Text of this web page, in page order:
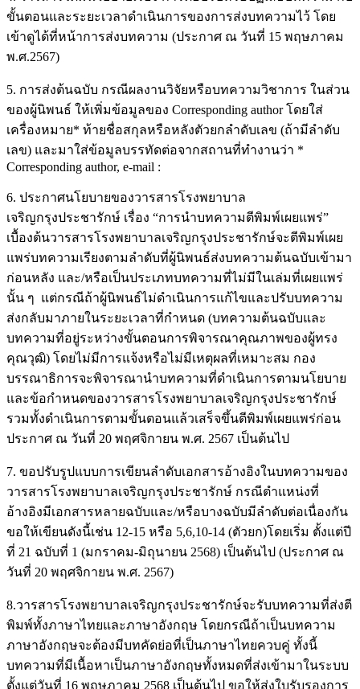
ขั้นตอนและระยะเวลาดำเนินการของการส่งบทความไว้ โดย
เข้าดูได้ที่หน้าการส่งบทความ (ประกาศ ณ วันที่ 15 พฤษภาคม
พ.ศ.2567)
5. การส่งต้นฉบับ กรณีผลงานวิจัยหรือบทความวิชาการ ในส่วน
ของผู้นิพนธ์ ให้เพิ่มข้อมูลของ Corresponding author โดยใส่
เครื่องหมาย* ท้ายชื่อสกุลหรือหลังตัวยกลำดับเลข (ถ้ามีลำดับ
เลข) และมาใส่ข้อมูลบรรทัดต่อจากสถานที่ทำงานว่า *
Corresponding author, e-mail :
6. ประกาศนโยบายของวารสารโรงพยาบาล
เจริญกรุงประชารักษ์ เรื่อง “การนำบทความตีพิมพ์เผยแพร่”
เบื้องต้นวารสารโรงพยาบาลเจริญกรุงประชารักษ์จะตีพิมพ์เผย
แพร่บทความเรียงตามลำดับที่ผู้นิพนธ์ส่งบทความต้นฉบับเข้ามา
ก่อนหลัง และ/หรือเป็นประเภทบทความที่ไม่มีในเล่มที่เผยแพร่
นั้น ๆ แต่กรณีถ้าผู้นิพนธ์ไม่ดำเนินการแก้ไขและปรับบทความ
ส่งกลับมาภายในระยะเวลาที่กำหนด (บทความต้นฉบับและ
บทความที่อยู่ระหว่างขั้นตอนการพิจารณาคุณภาพของผู้ทรง
คุณวุฒิ) โดยไม่มีการแจ้งหรือไม่มีเหตุผลที่เหมาะสม กอง
บรรณาธิการจะพิจารณานำบทความที่ดำเนินการตามนโยบาย
และข้อกำหนดของวารสารโรงพยาบาลเจริญกรุงประชารักษ์
รวมทั้งดำเนินการตามขั้นตอนแล้วเสร็จขึ้นตีพิมพ์เผยแพร่ก่อน
ประกาศ ณ วันที่ 20 พฤศจิกายน พ.ศ. 2567 เป็นต้นไป
7. ขอปรับรูปแบบการเขียนลำดับเอกสารอ้างอิงในบทความของ
วารสารโรงพยาบาลเจริญกรุงประชารักษ์ กรณีตำแหน่งที่
อ้างอิงมีเอกสารหลายฉบับและ/หรือบางฉบับมีลำดับต่อเนื่องกัน
ขอให้เขียนดังนี้เช่น 12-15 หรือ 5,6,10-14 (ตัวยก)โดยเริ่ม ตั้งแต่ปี
ที่ 21 ฉบับที่ 1 (มกราคม-มิถุนายน 2568) เป็นต้นไป (ประกาศ ณ
วันที่ 20 พฤศจิกายน พ.ศ. 2567)
8.วารสารโรงพยาบาลเจริญกรุงประชารักษ์จะรับบทความที่ส่งตี
พิมพ์ทั้งภาษาไทยและภาษาอังกฤษ โดยกรณีถ้าเป็นบทความ
ภาษาอังกฤษจะต้องมีบทคัดย่อที่เป็นภาษาไทยควบคู่ ทั้งนี้
บทความที่มีเนื้อหาเป็นภาษาอังกฤษทั้งหมดที่ส่งเข้ามาในระบบ
ตั้งแต่วันที่ 16 พฤษภาคม 2568 เป็นต้นไป ขอให้ส่งใบรับรองการ